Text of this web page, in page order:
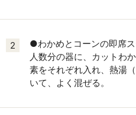
2
●わかめとコーンの即席
人数分の器に、カットわ
素をそれぞれ入れ、熱湯
いて、よく混ぜる。